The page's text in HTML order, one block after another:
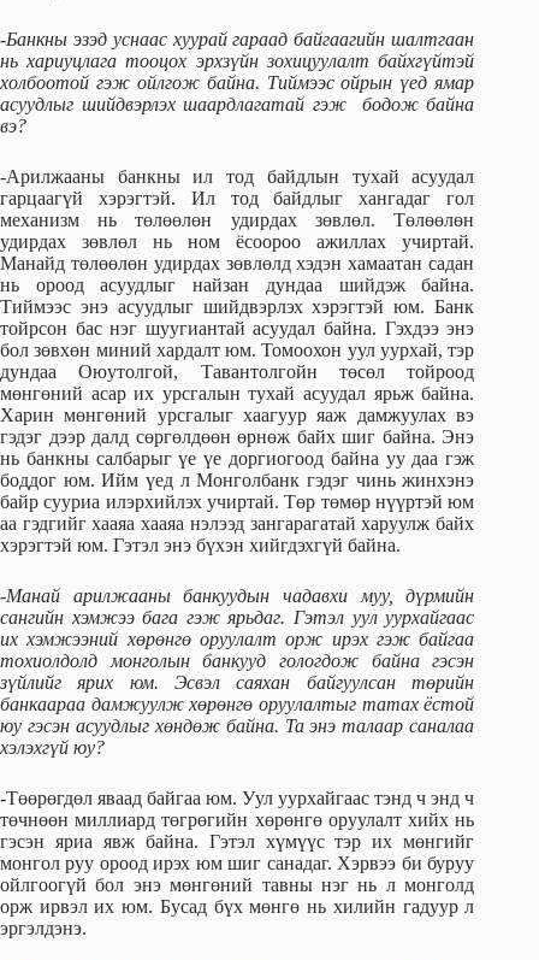
-Банкны эзэд уснаас хуурай гараад байгаагийн шалтгаан
нь хариуцлага тооцох эрхзүйн зохицуулалт байхгүйтэй
холбоотой гэж ойлгож байна. Тиймээс ойрын үед ямар
асуудлыг шийдвэрлэх шаардлагатай гэж бодож байна
вэ?
-Арилжааны банкны ил тод байдлын тухай асуудал
гарцаагүй хэрэгтэй. Ил тод байдлыг хангадаг гол
механизм нь төлөөлөн удирдах зөвлөл. Төлөөлөн
удирдах зөвлөл нь ном ёсоороо ажиллах учиртай.
Манайд төлөөлөн удирдах зөвлөлд хэдэн хамаатан садан
нь ороод асуудлыг найзан дундаа шийдэж байна.
Тиймээс энэ асуудлыг шийдвэрлэх хэрэгтэй юм. Банк
тойрсон бас нэг шуугиантай асуудал байна. Гэхдээ энэ
бол зөвхөн миний хардалт юм. Томоохон уул уурхай, тэр
дундаа Оюутолгой, Тавантолгойн төсөл тойроод
мөнгөний асар их урсгалын тухай асуудал ярьж байна.
Харин мөнгөний урсгалыг хаагуур яаж дамжуулах вэ
гэдэг дээр далд сөргөлдөөн өрнөж байх шиг байна. Энэ
нь банкны салбарыг үе үе доргиогоод байна уу даа гэж
боддог юм. Ийм үед л Монголбанк гэдэг чинь жинхэнэ
байр сууриа илэрхийлэх учиртай. Төр төмөр нүүртэй юм
аа гэдгийг хааяа хааяа нэлээд зангарагатай харуулж байх
хэрэгтэй юм. Гэтэл энэ бүхэн хийгдэхгүй байна.
-Манай арилжааны банкуудын чадавхи муу, дүрмийн
сангийн хэмжээ бага гэж ярьдаг. Гэтэл уул уурхайгаас
их хэмжээний хөрөнгө оруулалт орж ирэх гэж байгаа
тохиолдолд монголын банкууд гологдож байна гэсэн
зүйлийг ярих юм. Эсвэл саяхан байгуулсан төрийн
банкаараа дамжуулж хөрөнгө оруулалтыг татах ёстой
юу гэсэн асуудлыг хөндөж байна. Та энэ талаар саналаа
хэлэхгүй юу?
-Төөрөгдөл яваад байгаа юм. Уул уурхайгаас тэнд ч энд ч
төчнөөн миллиард төгрөгийн хөрөнгө оруулалт хийх нь
гэсэн яриа явж байна. Гэтэл хүмүүс тэр их мөнгийг
монгол руу ороод ирэх юм шиг санадаг. Хэрвээ би буруу
ойлгоогүй бол энэ мөнгөний тавны нэг нь л монголд
орж ирвэл их юм. Бусад бүх мөнгө нь хилийн гадуур л
эргэлдэнэ.